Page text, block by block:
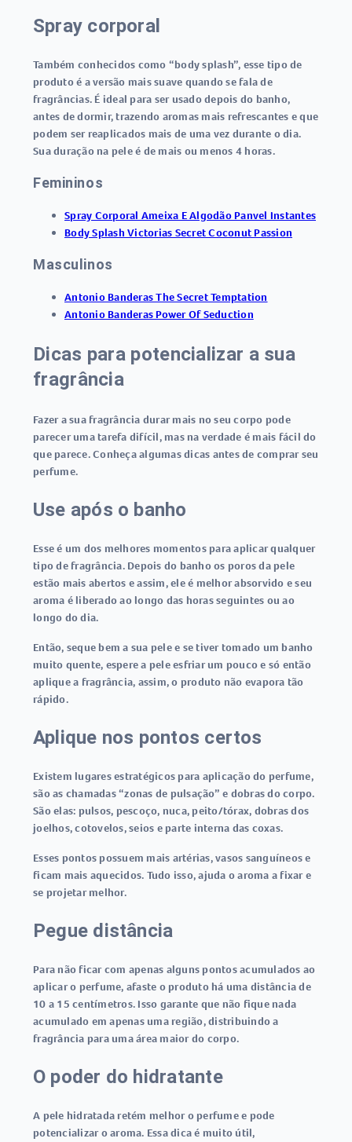
Spray corporal
Também conhecidos como “body splash”, esse tipo de
produto é a versão mais suave quando se fala de
fragrâncias. É ideal para ser usado depois do banho,
antes de dormir, trazendo aromas mais refrescantes e que
podem ser reaplicados mais de uma vez durante o dia.
Sua duração na pele é de mais ou menos 4 horas.
Femininos
Spray Corporal Ameixa E Algodão Panvel Instantes
Body Splash Victorias Secret Coconut Passion
Masculinos
Antonio Banderas The Secret Temptation
Antonio Banderas Power Of Seduction
Dicas para potencializar a sua
fragrância
Fazer a sua fragrância durar mais no seu corpo pode
parecer uma tarefa difícil, mas na verdade é mais fácil do
que parece. Conheça algumas dicas antes de comprar seu
perfume.
Use após o banho
Esse é um dos melhores momentos para aplicar qualquer
tipo de fragrância. Depois do banho os poros da pele
estão mais abertos e assim, ele é melhor absorvido e seu
aroma é liberado ao longo das horas seguintes ou ao
longo do dia.
Então, seque bem a sua pele e se tiver tomado um banho
muito quente, espere a pele esfriar um pouco e só então
aplique a fragrância, assim, o produto não evapora tão
rápido.
Aplique nos pontos certos
Existem lugares estratégicos para aplicação do perfume,
são as chamadas “zonas de pulsação” e dobras do corpo.
São elas: pulsos, pescoço, nuca, peito/tórax, dobras dos
joelhos, cotovelos, seios e parte interna das coxas.
Esses pontos possuem mais artérias, vasos sanguíneos e
ficam mais aquecidos. Tudo isso, ajuda o aroma a fixar e
se projetar melhor.
Pegue distância
Para não ficar com apenas alguns pontos acumulados ao
aplicar o perfume, afaste o produto há uma distância de
10 a 15 centímetros. Isso garante que não fique nada
acumulado em apenas uma região, distribuindo a
fragrância para uma área maior do corpo.
O poder do hidratante
A pele hidratada retém melhor o perfume e pode
potencializar o aroma. Essa dica é muito útil,